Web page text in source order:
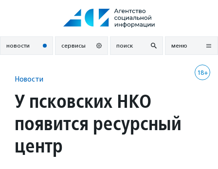
новости сервисы поиск меню
18+
Новости
У псковских НКО
появится ресурсный
центр